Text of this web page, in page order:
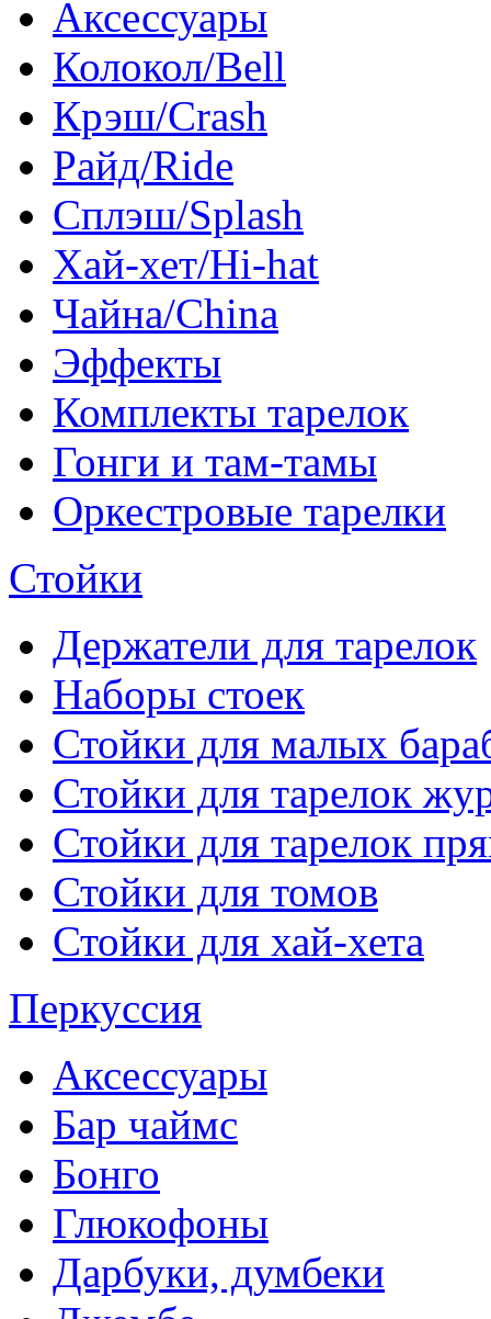
Аксессуары
Колокол/Bell
Крэш/Crash
Райд/Ride
Сплэш/Splash
Хай-хет/Hi-hat
Чайна/China
Эффекты
Комплекты тарелок
Гонги и там-тамы
Оркестровые тарелки
Стойки
Держатели для тарелок
Наборы стоек
Стойки для малых
Стойки для тарелок
Стойки для тарелок
Стойки для томов
Стойки для хай-хета
Перкуссия
Аксессуары
Бар чаймс
Бонго
Глюкофоны
Дарбуки, думбеки